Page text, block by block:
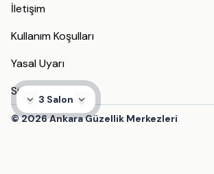
3 Salon
İletişim
Kullanım Koşulları
Yasal Uyarı
Site Haritası
©2026Ankara Güzellik Merkezleri